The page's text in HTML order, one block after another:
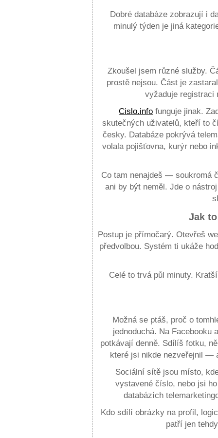
Dobré databáze zobrazují i
minulý týden je jiná
Zkoušel jsem různé služby.
prostě nejsou. Část je
vyžaduje registraci
Cislo.info funguje jinak.
skutečných uživatelů, kteří to
česky. Databáze pokrývá
volala pojišťovna, kurýr nebo
Co tam nenajdeš — soukromá
ani by být neměl. Jde o
Jak
Postup je přímočarý. Otevřeš
předvolbou. Systém ti ukáže
Celé to trvá půl minuty.
Možná se ptáš, proč o
jednoduchá. Na
potkávají denně. Sdílíš fotku,
které jsi nikde nezveřejnil —
Sociální sítě jsou místo,
vystavené číslo, nebo jsi
databázích
Kdo sdílí obrázky na profil,
patří jen